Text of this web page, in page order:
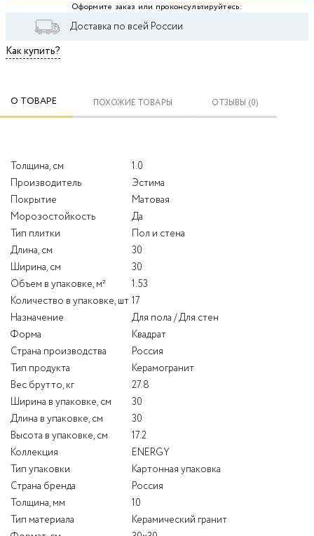
Оформите заказ или проконсультируйтесь:
Доставка по всей России
Как купить?
О ТОВАРЕ ПОХОЖИЕ ТОВАРЫ ОТЗЫВЫ (0)
Толщина, см
1.0
Производитель
Эстима
Покрытие
Матовая
Морозостойкость
Да
Тип плитки
Пол и стена
Длина, см
30
Ширина, см
30
Объем в упаковке, м²
1.53
Количество в упаковке, шт 17
Назначение
Для пола / Для стен
Форма
Квадрат
Страна производства
Россия
Тип продукта
Керамогранит
Вес брутто, кг
27.8
Ширина в упаковке, см
30
Длина в упаковке, см
30
Высота в упаковке, см
17.2
Коллекция
ENERGY
Тип упаковки
Картонная упаковка
Страна бренда
Россия
Толщина, мм
10
Тип материала
Керамический гранит